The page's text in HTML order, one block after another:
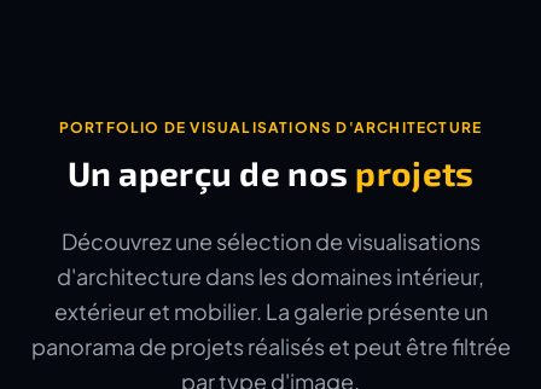
PORTFOLIO DE VISUALISATIONS D'ARCHITECTURE
Un aperçu de nos projets
Découvrez une sélection de visualisations
d'architecture dans les domaines intérieur,
extérieur et mobilier. La galerie présente un
panorama de projets réalisés et peut être filtrée
par type d'image.